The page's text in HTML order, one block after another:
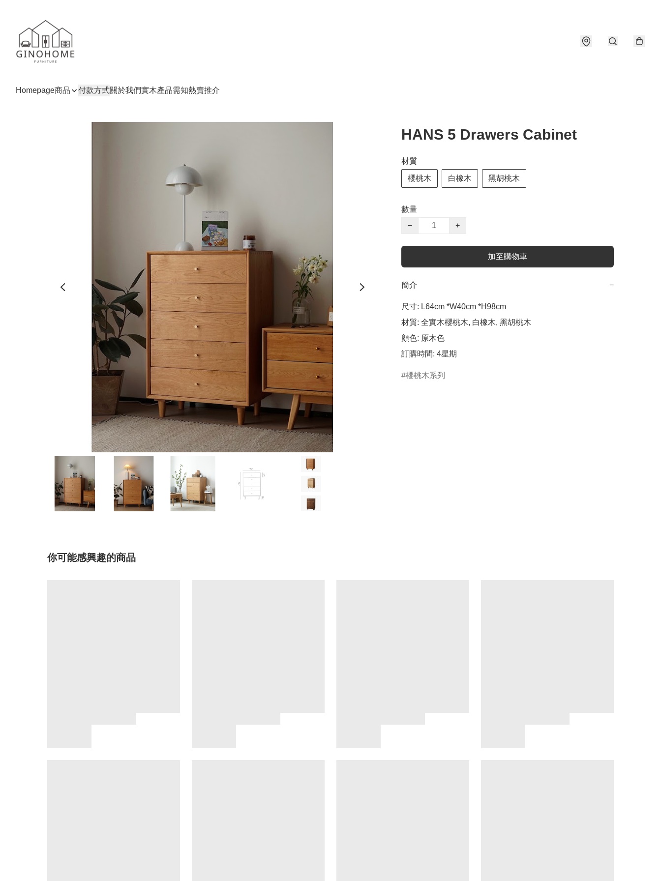
Homepage商品 付款方式關於我們實木產品需知熱賣推介
HANS 5 Drawers Cabinet
材質
櫻桃木 白橡木 黑胡桃木
數量
−
+
加至購物車
簡介 −
尺寸: L64cm *W40cm *H98cm
材質: 全實木櫻桃木, 白橡木, 黑胡桃木
顏色: 原木色
訂購時間: 4星期
櫻桃木系列
你可能感興趣的商品